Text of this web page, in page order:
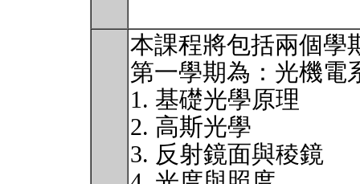
本課程將包括兩個學
第一學期為：光機電
1. 基礎光學原理
2. 高斯光學
3. 反射鏡面與稜鏡